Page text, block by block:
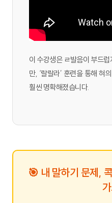
이 수강생은 ㄹ발음이 부드
만, ‘랄랄라’ 훈련을 통해 혀
훨씬 명확해졌습니다.
🎯 내 말하기 문제,